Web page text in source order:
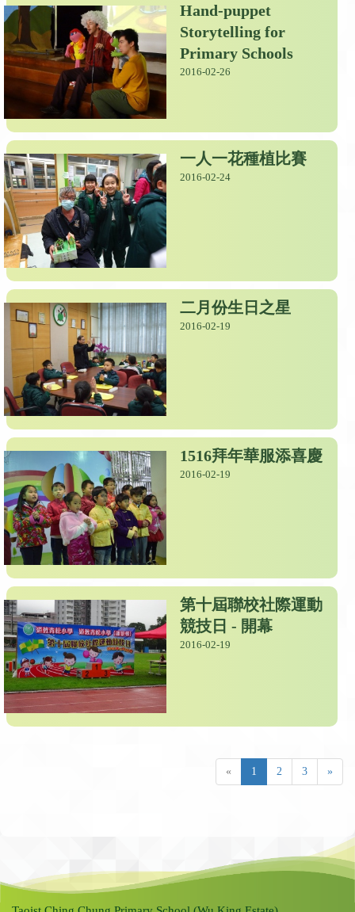
Hand-puppet
Storytelling for
Primary Schools
2016-02-26
一人一花種植比賽
2016-02-24
二月份生日之星
2016-02-19
1516拜年華服添喜慶
2016-02-19
第十屆聯校社際運動
競技日 - 開幕
2016-02-19
« 1 2 3 »